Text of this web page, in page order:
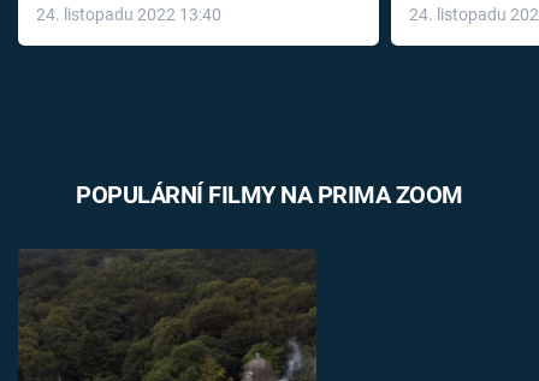
24. listopadu 2022 13:40
léky
24. listopadu
POPULÁRNÍ FILMY NA PRIMA ZOOM